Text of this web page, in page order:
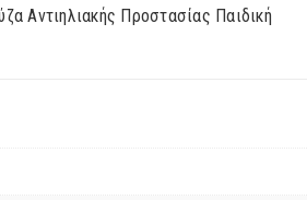
Αντιηλιακής Προστασίας Παιδική